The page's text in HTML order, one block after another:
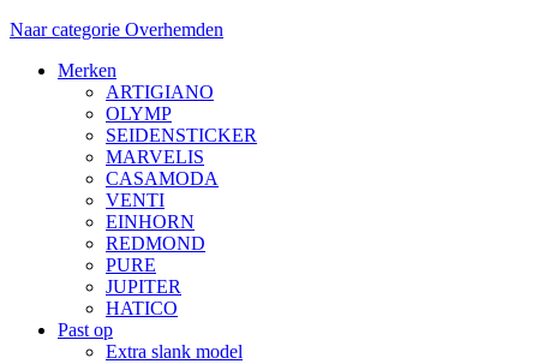
Naar categorie Overhemden
Merken
ARTIGIANO
OLYMP
SEIDENSTICKER
MARVELIS
CASAMODA
VENTI
EINHORN
REDMOND
PURE
JUPITER
HATICO
Past op
Extra slank model